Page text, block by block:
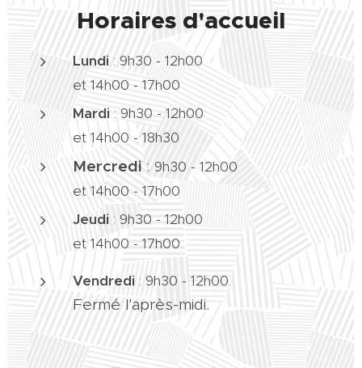
Horaires d'accueil
Lundi : 9h30 - 12h00
et 14h00 - 17h00
Mardi : 9h30 - 12h00
et 14h00 - 18h30
Mercredi : 9h30 - 12h00
et 14h00 - 17h00
Jeudi : 9h30 - 12h00
et 14h00 - 17h00
Vendredi : 9h30 - 12h00.
Fermé l'après-midi.